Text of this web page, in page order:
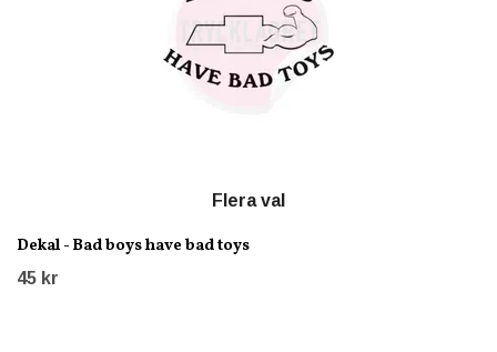
Flera val
Dekal - Bad boys have bad toys
45 kr